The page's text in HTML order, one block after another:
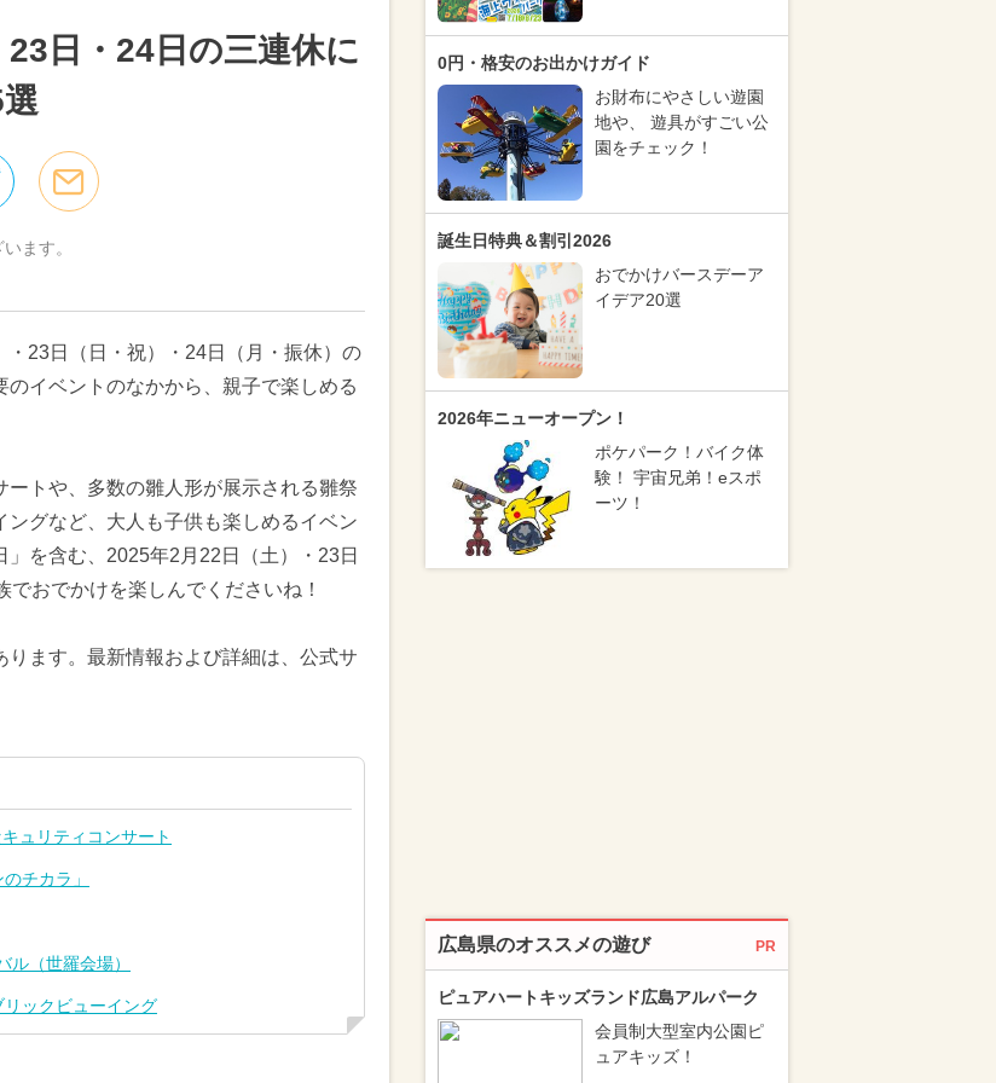
23日・24日の三連休に
ます。
・23日（日・祝）・24日（月・振休）の
イベントのなかから、親子で楽しめる
トや、多数の雛人形が展示される雛祭
グなど、大人も子供も楽しめるイベン
を含む、2025年2月22日（土）・23日
でおでかけを楽しんでくださいね！
ます。最新情報および詳細は、公式サ
ュリティコンサート
チカラ」
ル（世羅会場）
リックビューイング
0円・格安のお出かけガイド
お財布にやさしい遊園
地や、 遊具がすごい公
園をチェック！
誕生日特典＆割引2026
おでかけバースデーア
イデア20選
2026年ニューオープン！
ポケパーク！バイク体
験！ 宇宙兄弟！eスポ
ーツ！
広島県のオススメの遊び PR
ピュアハートキッズランド広島アルパーク
会員制大型室内公園ピ
ュアキッズ！